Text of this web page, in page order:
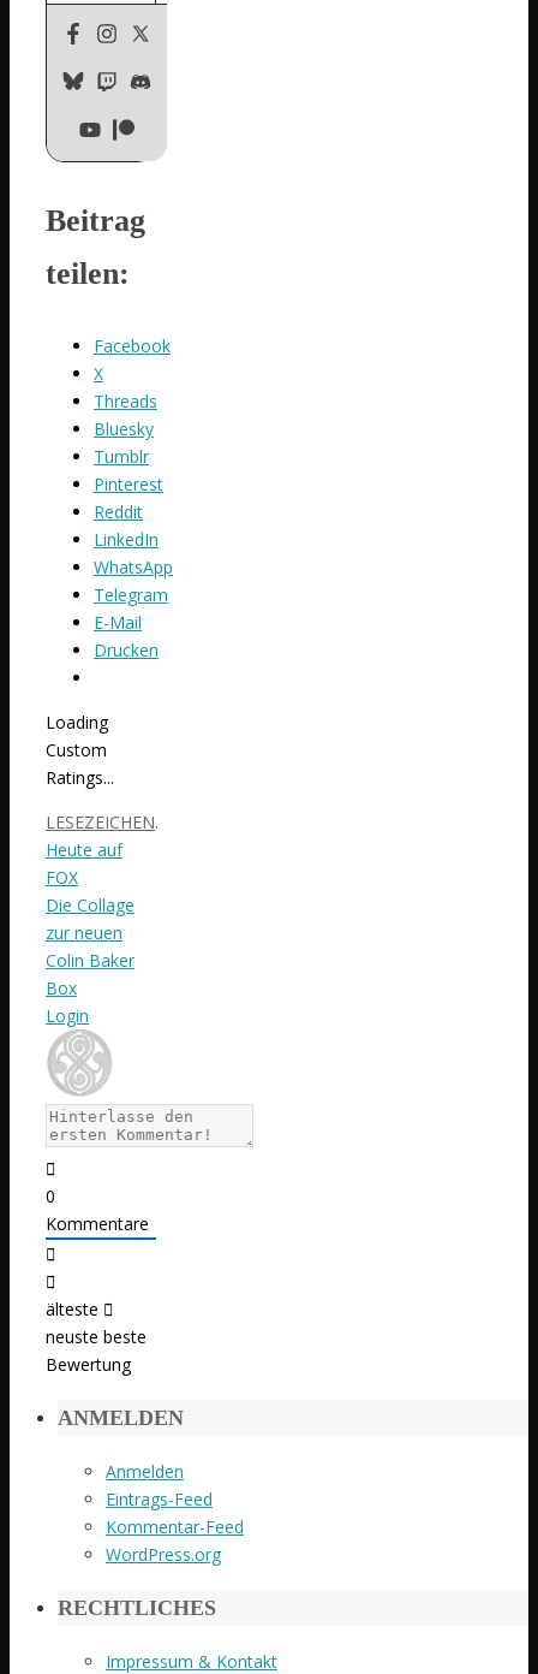
Beitrag
teilen:
Facebook
X
Threads
Bluesky
Tumblr
Pinterest
Reddit
LinkedIn
WhatsApp
Telegram
E-Mail
Drucken
Loading
Custom
Ratings...
LESEZEICHEN.
Heute auf
FOX
Die Collage
zur neuen
Colin Baker
Box
Login
0
Kommentare
älteste
neuste beste
Bewertung
ANMELDEN
Anmelden
Eintrags-Feed
Kommentar-Feed
WordPress.org
RECHTLICHES
Impressum & Kontakt